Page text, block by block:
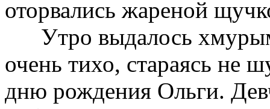
оторвались жареной
Утро выдалось
очень тихо, стараясь не
дню рождения Ольги.